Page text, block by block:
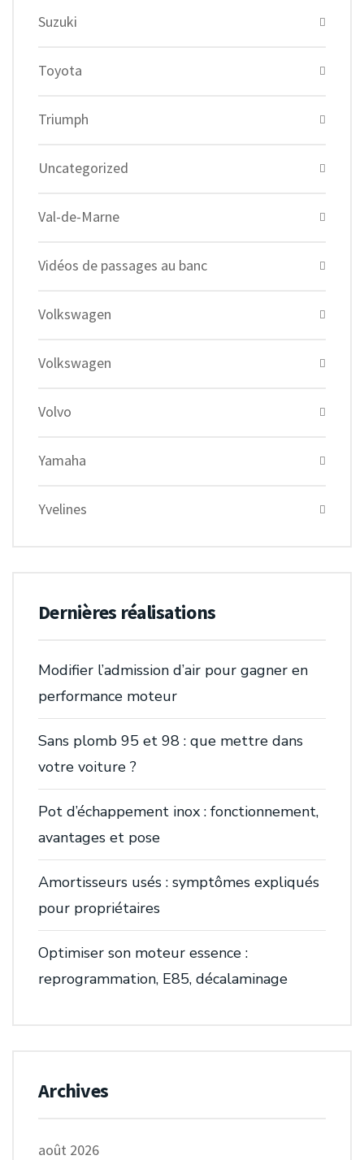
Suzuki
Toyota
Triumph
Uncategorized
Val-de-Marne
Vidéos de passages au banc
Volkswagen
Volkswagen
Volvo
Yamaha
Yvelines
Dernières réalisations
Modifier l’admission d’air pour gagner en
performance moteur
Sans plomb 95 et 98 : que mettre dans
votre voiture ?
Pot d’échappement inox : fonctionnement,
avantages et pose
Amortisseurs usés : symptômes expliqués
pour propriétaires
Optimiser son moteur essence :
reprogrammation, E85, décalaminage
Archives
août 2026